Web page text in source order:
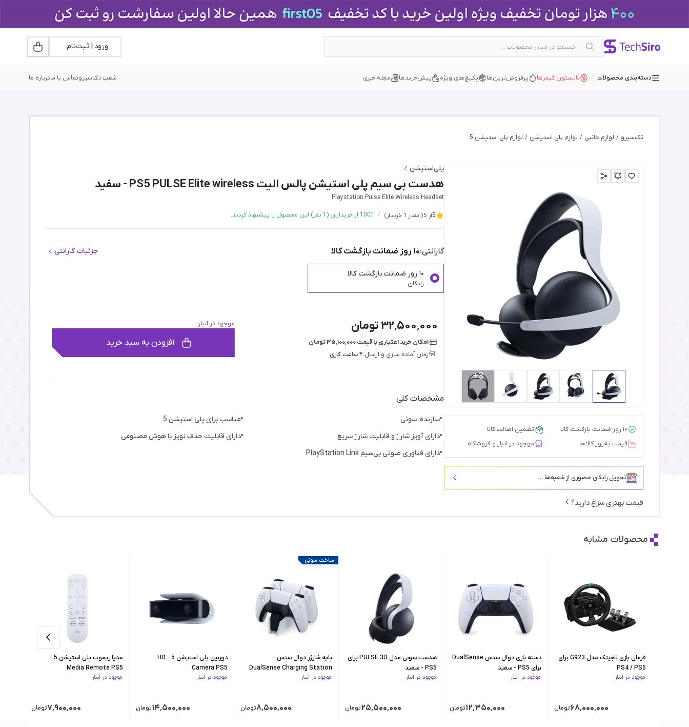
ورود | ثبت‌نام
دسته‌بندی محصولات تابستون گیمرها پرفروش‌ترین‌ها پکیچ‌های ویژه پیش‌خریدها مجله خبری شعب تک‌سیروتماس با مادرباره ما
تک‌سیرو / لوازم جانبی / لوازم پلی استیشن / لوازم پلی استیشن 5
3+
۱۰ روز ضمانت بازگشت کالا
تضمین اصالت کالا
قیمت‌ به‌روز کالاها
موجود در انبار و فروشگاه
تحویل رایگان حضوری از شعبه‌ها ...
قیمت بهتری سراغ دارید؟
پلی‌استیشن
هدست بی سیم پلی استیشن پالس الیت PS5 PULSE Elite wireless - سفید
Playstation Pulse Elite Wireless Headset
5از (امتیاز 1 خریدار) /
100٪ از خریداران ( 1 نفر) این محصول را پیشنهاد کردند.
گارانتی:۱۰ روز ضمانت بازگشت کالا جزئیات گارانتی
۱۰ روز ضمانت بازگشت کالا
رایگان
موجود در انبار
افزودن به سبد خرید
۳۲٬۵۰۰٬۰۰۰ تومان
امکان خرید اعتباری با قیمت ۳۵٬۱۰۰٬۰۰۰ تومان
زمان آماده سازی و ارسال:۴ ساعت کاری
مشخصات کلی
سازنده: سونی
مناسب برای پلی استیشن 5
دارای آویز شارژ و قابلیت شارژ سریع
دارای قابلیت حذف نویز با هوش مصنوعی
دارای فناوری صوتی بی‌سیم PlayStation Link
محصولات مشابه
فرمان بازی لاجیتک مدل G923 برای
PS4 / PS5
موجود در انبار
۶۸٬۰۰۰٬۰۰۰تومان
دسته بازی دوال سنس DualSense
برای PS5 - سفید
موجود در انبار
۱۲٬۳۵۰٬۰۰۰تومان
هدست سونی مدل PULSE 3D برای
PS5 - سفید
موجود در انبار
۲۵٬۵۰۰٬۰۰۰تومان
ساخت سونی
پایه شارژر دوال سنس -
DualSense Charging Station
موجود در انبار
۸٬۵۰۰٬۰۰۰تومان
دوربین پلی استیشن 5 - HD
Camera PS5
موجود در انبار
۱۴٬۵۰۰٬۰۰۰تومان
مدیا ریموت پلی استیشن 5 -
Media Remote PS5
موجود در انبار
۷٬۹۰۰٬۰۰۰تومان